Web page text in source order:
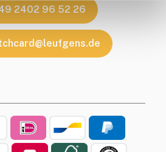
2402 96 52 26